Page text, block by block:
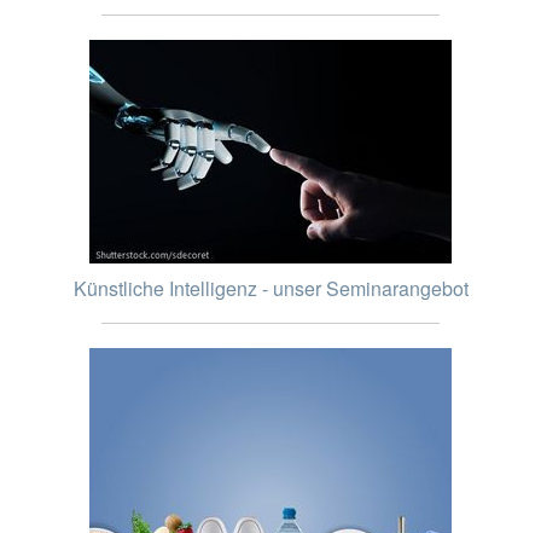
Künstliche Intelligenz - unser Seminarangebot